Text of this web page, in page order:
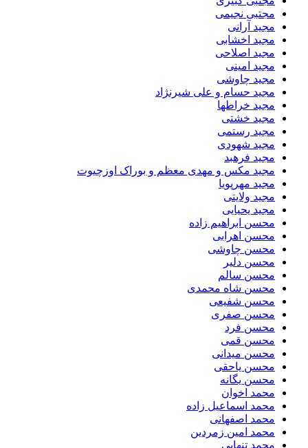
مجتبی نجیمی
مجید آرانی
مجید اخشابی
مجید اصلاحی
مجید امینی
مجید چاوشی
مجید حسام و علی شیرنژاد
مجید خراطها
مجید خشتی
مجید رستمی
مجید شهودی
مجید فرهبد
مجید مکس و مهدی معظم و بوراک اوزچیوت
مجید مهرپویا
مجید ولایتی
مجید یحیایی
محسن ابراهیم زاده
محسن اهرابی
محسن چاوشی
محسن دلیر
محسن سالم
محسن شاه محمدی
محسن شفیعی
محسن صفری
محسن فرد
محسن قمی
محسن میدانی
محسن یاحقی
محسن یگانه
محمد اخوان
محمد اسماعیل زاده
محمد اصفهانی
محمد امین زمردین
محمد تنهایی